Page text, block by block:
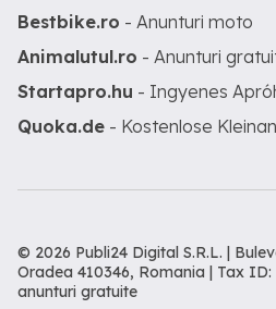
Bestbike.ro - Anunturi moto
Animalutul.ro - Anunturi
Startapro.hu - Ingyenes
Quoka.de - Kostenlose
© 2026 Publi24 Digital S.R.L. |
Oradea 410346, Romania | Tax ID:
anunturi gratuite